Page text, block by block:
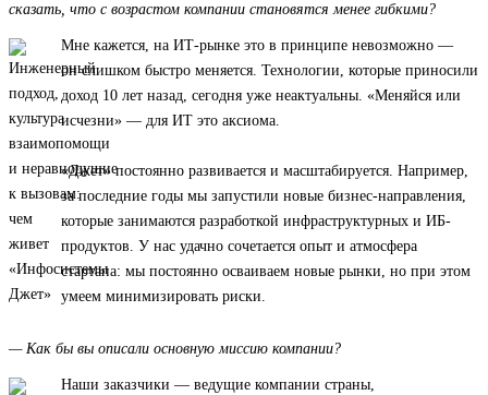
сказать, что с возрастом компании становятся менее гибкими?
Мне кажется, на ИТ-рынке это в принципе невозможно —
он слишком быстро меняется. Технологии, которые приносили
доход 10 лет назад, сегодня уже неактуальны. «Меняйся или
исчезни» — для ИТ это аксиома.
«Джет» постоянно развивается и масштабируется. Например,
за последние годы мы запустили новые бизнес-направления,
которые занимаются разработкой инфраструктурных и ИБ-
продуктов. У нас удачно сочетается опыт и атмосфера
стартапа: мы постоянно осваиваем новые рынки, но при этом
умеем минимизировать риски.
— Как бы вы описали основную миссию компании?
Наши заказчики — ведущие компании страны,